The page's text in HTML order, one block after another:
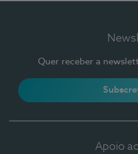
Quer receber a
Apoio